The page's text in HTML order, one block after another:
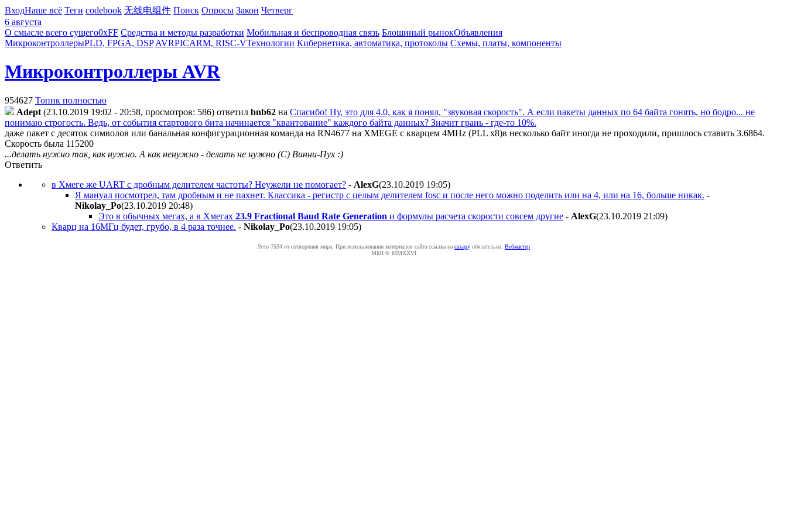
ВходНаше всё Теги codebook 无线电组件 Поиск Опросы Закон Четверг
6 августа
О смысле всего сущего0xFF Средства и методы разработки Мобильная и беспроводная связь Блошиный рынокОбъявления
МикроконтроллерыPLD, FPGA, DSP AVRPICARM, RISC-VТехнологии Кибернетика, автоматика, протоколы Схемы, платы, компоненты
Микроконтроллеры AVR
954627 Топик полностью
Adept (23.10.2019 19:02 - 20:58, просмотров: 586) ответил bnb62 на Спасибо! Ну, это для 4.0, как я понял, "звуковая скорость". А если пакеты данных по 64 байта гонять, но бодро... не
понимаю строгость. Ведь, от события стартового бита начинается "квантование" каждого байта данных? Значит грань - где-то 10%.
даже пакет с десяток символов или банальная конфигурационная команда на RN4677 на XMEGE с кварцем 4MHz (PLL x8)в несколько байт иногда не проходили, пришлось ставить 3.6864.
Скорость была 115200
...делать нужно так, как нужно. А как ненужно - делать не нужно (С) Винни-Пух :)
Ответить
в Хмеге же UART с дробным делителем частоты? Неужели не помогает? - AlexG(23.10.2019 19:05)
Я мануал посмотрел, там дробным и не пахнет. Классика - регистр с целым делителем fosc и после него можно поделить или на 4, или на 16, больше никак. -
Nikolay_Po(23.10.2019 20:48)
Это в обычных мегах, а в Хмегах 23.9 Fractional Baud Rate Generation и формулы расчета скорости совсем другие - AlexG(23.10.2019 21:09)
Кварц на 16МГц будет, грубо, в 4 раза точнее. - Nikolay_Po(23.10.2019 19:05)
Лето 7534 от сотворения мира. При использовании материалов сайта ссылка на caxapу обязательна. Вебмастер
MMI © MMXXVI